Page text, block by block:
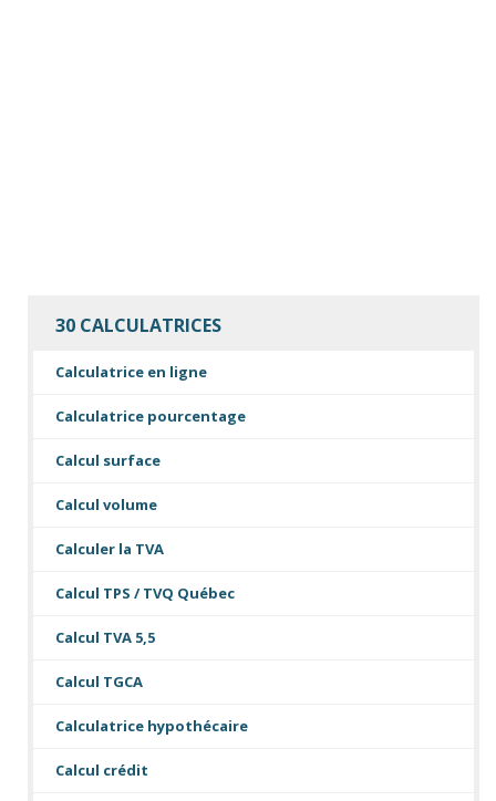
30 CALCULATRICES
Calculatrice en ligne
Calculatrice pourcentage
Calcul surface
Calcul volume
Calculer la TVA
Calcul TPS / TVQ Québec
Calcul TVA 5,5
Calcul TGCA
Calculatrice hypothécaire
Calcul crédit